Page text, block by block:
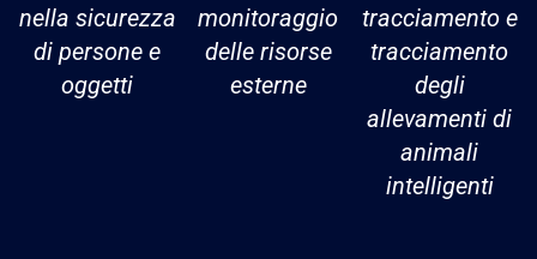
nella sicurezza
di persone e
oggetti
monitoraggio
delle risorse
esterne
tracciamento e
tracciamento
degli
allevamenti di
animali
intelligenti